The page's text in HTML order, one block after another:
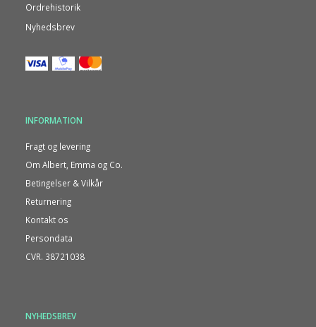
Ordrehistorik
Nyhedsbrev
INFORMATION
Fragt og levering
Om Albert, Emma og Co.
Betingelser & Vilkår
Returnering
Kontakt os
Persondata
CVR. 38721038
NYHEDSBREV